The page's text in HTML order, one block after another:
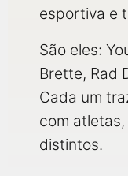
esportiva e
São eles:
Brette, Rad
Cada um
com
distintos.